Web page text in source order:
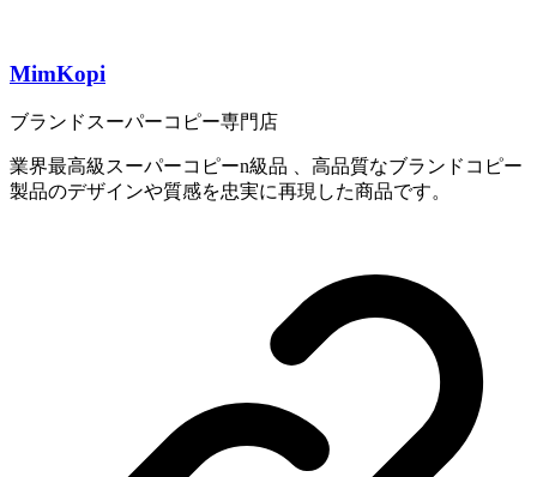
MimKopi
ブランドスーパーコピー専門店
業界最高級スーパーコピーn級品 、高品質なブランドコピー
製品のデザインや質感を忠実に再現した商品です。